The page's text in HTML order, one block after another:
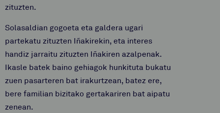
zituzten.
Solasaldian gogoeta eta galdera ugari
partekatu zituzten Iñakirekin, eta interes
handiz jarraitu zituzten Iñakiren azalpenak.
Ikasle batek baino gehiagok hunkituta bukatu
zuen pasarteren bat irakurtzean, batez ere,
bere familian bizitako gertakariren bat aipatu
zenean.